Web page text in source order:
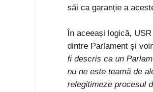
săi ca garanție a
În aceeași logică,
dintre Parlament și
fi descris ca un
nu ne este teamă de
relegitimeze procesul